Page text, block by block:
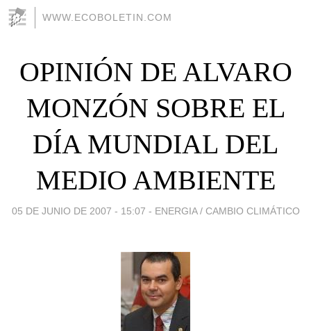
WWW.ECOBOLETIN.COM
OPINIÓN DE ALVARO
MONZÓN SOBRE EL
DÍA MUNDIAL DEL
MEDIO AMBIENTE
05 DE JUNIO DE 2007 - 15:07 - ENERGIA / CAMBIO CLIMÁTICO